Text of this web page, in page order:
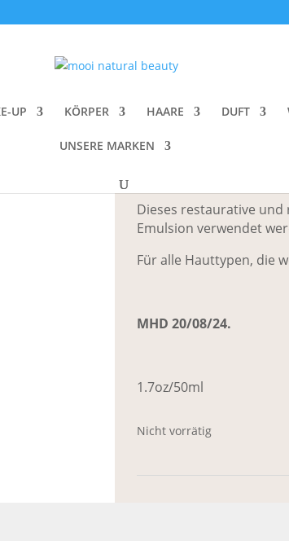
UP KÖRPER HAARE DUFT
UNSERE MARKEN
HoliFrog
Dieses restaurative
Emulsion verwendet
Für alle Hauttypen, die
MHD 20/08/24.
1.7oz/50ml
Nicht vorrätig